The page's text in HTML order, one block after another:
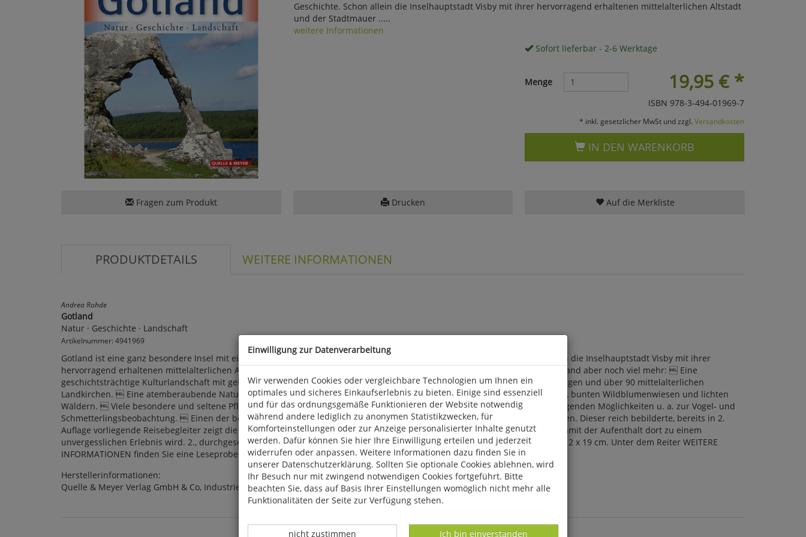
Geschichte. Schon allein die Inselhauptstadt Visby mit ihrer hervorragend erhaltenen mittelalterlichen Altstadt
und der Stadtmauer .....
weitere Informationen
Sofort lieferbar - 2-6 Werktage
19,95 €*
Menge
ISBN 978-3-494-01969-7
* inkl. gesetzlicher MwSt und zzgl. Versandkosten
IN DEN WARENKORB
Fragen zum Produkt Drucken Auf die Merkliste
PRODUKTDETAILS WEITERE INFORMATIONEN
Andrea Rohde
Gotland
Natur · Geschichte · Landschaft
Artikelnummer: 4941969
Gotland ist eine ganz besondere Insel mit einer außergewöhnlich reichen Natur und einer bewegten Geschichte. Schon allein die Inselhauptstadt Visby mit ihrer
hervorragend erhaltenen mittelalterlichen Altstadt und der Stadtmauer ist ein Traumziel für sich. Darüber hinaus bietet Gotland aber noch viel mehr:  Eine
geschichtsträchtige Kulturlandschaft mit geheimnisvollen Gräberfeldern, uralten Fluchtburgen, eindrucksvollen Schiffssetzungen und über 90 mittelalterlichen
Landkirchen.  Eine atemberaubende Naturlandschaft mit hoch aufragenden Steilküsten, weiten Stränden, karger Kalkheide, bunten Wildblumenwiesen und lichten
Wäldern.  Viele besondere und seltene Pflanzen, darunter über 30 Orchideenarten.  Eine artenreiche Fauna mit hervorragenden Möglichkeiten u. a. zur Vogel- und
Schmetterlingsbeobachtung.  Einen der bedeutendsten Silur-Aufschlüsse weltweit mit interessanten Gesteinen und Fossilien. Dieser reich bebilderte, bereits in 2.
Auflage vorliegende Reisebegleiter zeigt die schönsten Seiten dieser faszinierenden Ostseeinsel und gibt zahlreiche Tipps, damit der Aufenthalt dort zu einem
unvergesslichen Erlebnis wird. 2., durchgesehene und überarbeitete Aufl. 2023, 296 S., 344 farb. Abb., 1 Tab., 5 Karten, kart., 12 x 19 cm. Unter dem Reiter WEITERE
INFORMATIONEN finden Sie eine Leseprobe.
Herstellerinformationen:
Quelle & Meyer Verlag GmbH & Co, Industriepark 3, D 56291 Wiebelsheim, kontakt@quelle-meyer.de
Einwilligung zur Datenverarbeitung
Wir verwenden Cookies oder vergleichbare Technologien um Ihnen ein
optimales und sicheres Einkaufserlebnis zu bieten. Einige sind essenziell
und für das ordnungsgemäße Funktionieren der Website notwendig
während andere lediglich zu anonymen Statistikzwecken, für
Komforteinstellungen oder zur Anzeige personalisierter Inhalte genutzt
werden. Dafür können Sie hier Ihre Einwilligung erteilen und jederzeit
widerrufen oder anpassen. Weitere Informationen dazu finden Sie in
unserer Datenschutzerklärung. Sollten Sie optionale Cookies ablehnen, wird
Ihr Besuch nur mit zwingend notwendigen Cookies fortgeführt. Bitte
beachten Sie, dass auf Basis Ihrer Einstellungen womöglich nicht mehr alle
Funktionalitäten der Seite zur Verfügung stehen.
Datenverarbeitung -
Ich bin einverstanden
Datenverarbeitung -
nicht zustimmen